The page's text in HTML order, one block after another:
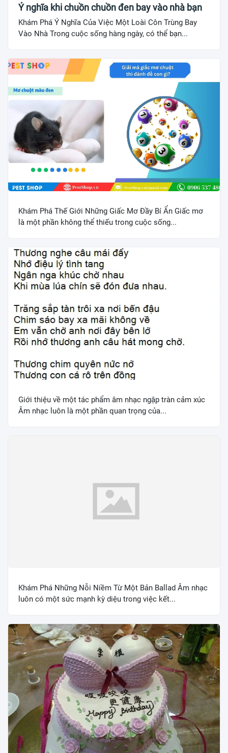
Ý nghĩa khi chuồn chuồn đen bay vào nhà bạn
Khám Phá Ý Nghĩa Của Việc Một Loài Côn Trùng Bay
Vào Nhà Trong cuộc sống hàng ngày, có thể bạn...
Khám Phá Thế Giới Những Giấc Mơ Đầy Bí Ẩn Giấc mơ
là một phần không thể thiếu trong cuộc sống...
Giới thiệu về một tác phẩm âm nhạc ngập tràn cảm xúc
Âm nhạc luôn là một phần quan trọng của...
Khám Phá Những Nỗi Niềm Từ Một Bản Ballad Âm nhạc
luôn có một sức mạnh kỳ diệu trong việc kết...